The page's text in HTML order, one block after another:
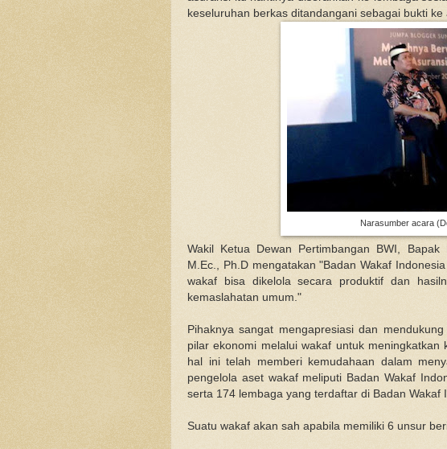
keseluruhan berkas ditandangani sebagai bukti
Narasumber acara
Wakil Ketua Dewan Pertimbangan BWI, Bapak
M.Ec., Ph.D mengatakan "Badan Wakaf
wakaf bisa dikelola secara produktif dan
kemaslahatan umum."
Pihaknya sangat mengapresiasi dan
pilar ekonomi melalui wakaf untuk meningkatkan
hal ini telah memberi kemudahaan dalam
pengelola aset wakaf meliputi Badan Wakaf
serta 174 lembaga yang terdaftar di Badan Wakaf
Suatu wakaf akan sah apabila memiliki 6 unsur